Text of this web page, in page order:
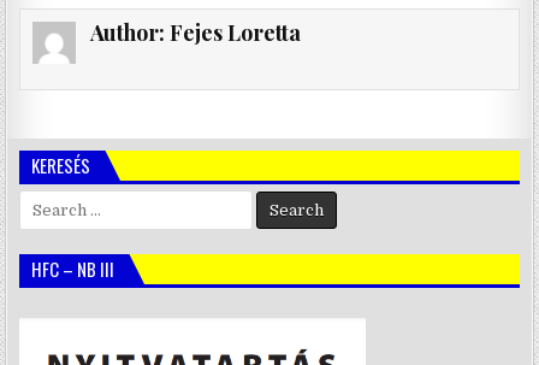
Author: Fejes Loretta
KERESÉS
Search
for:
HFC – NB III